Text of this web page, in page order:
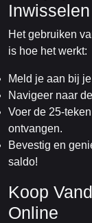
Inwisselen
Het gebruiken
is hoe het werkt:
Meld je aan bij
Navigeer naar
Voer de 25-
ontvangen.
Bevestig en
saldo!
Koop
Online